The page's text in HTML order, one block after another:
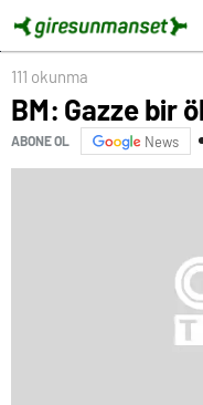
111 okunma
BM: Gazze bir
ABONE OL News